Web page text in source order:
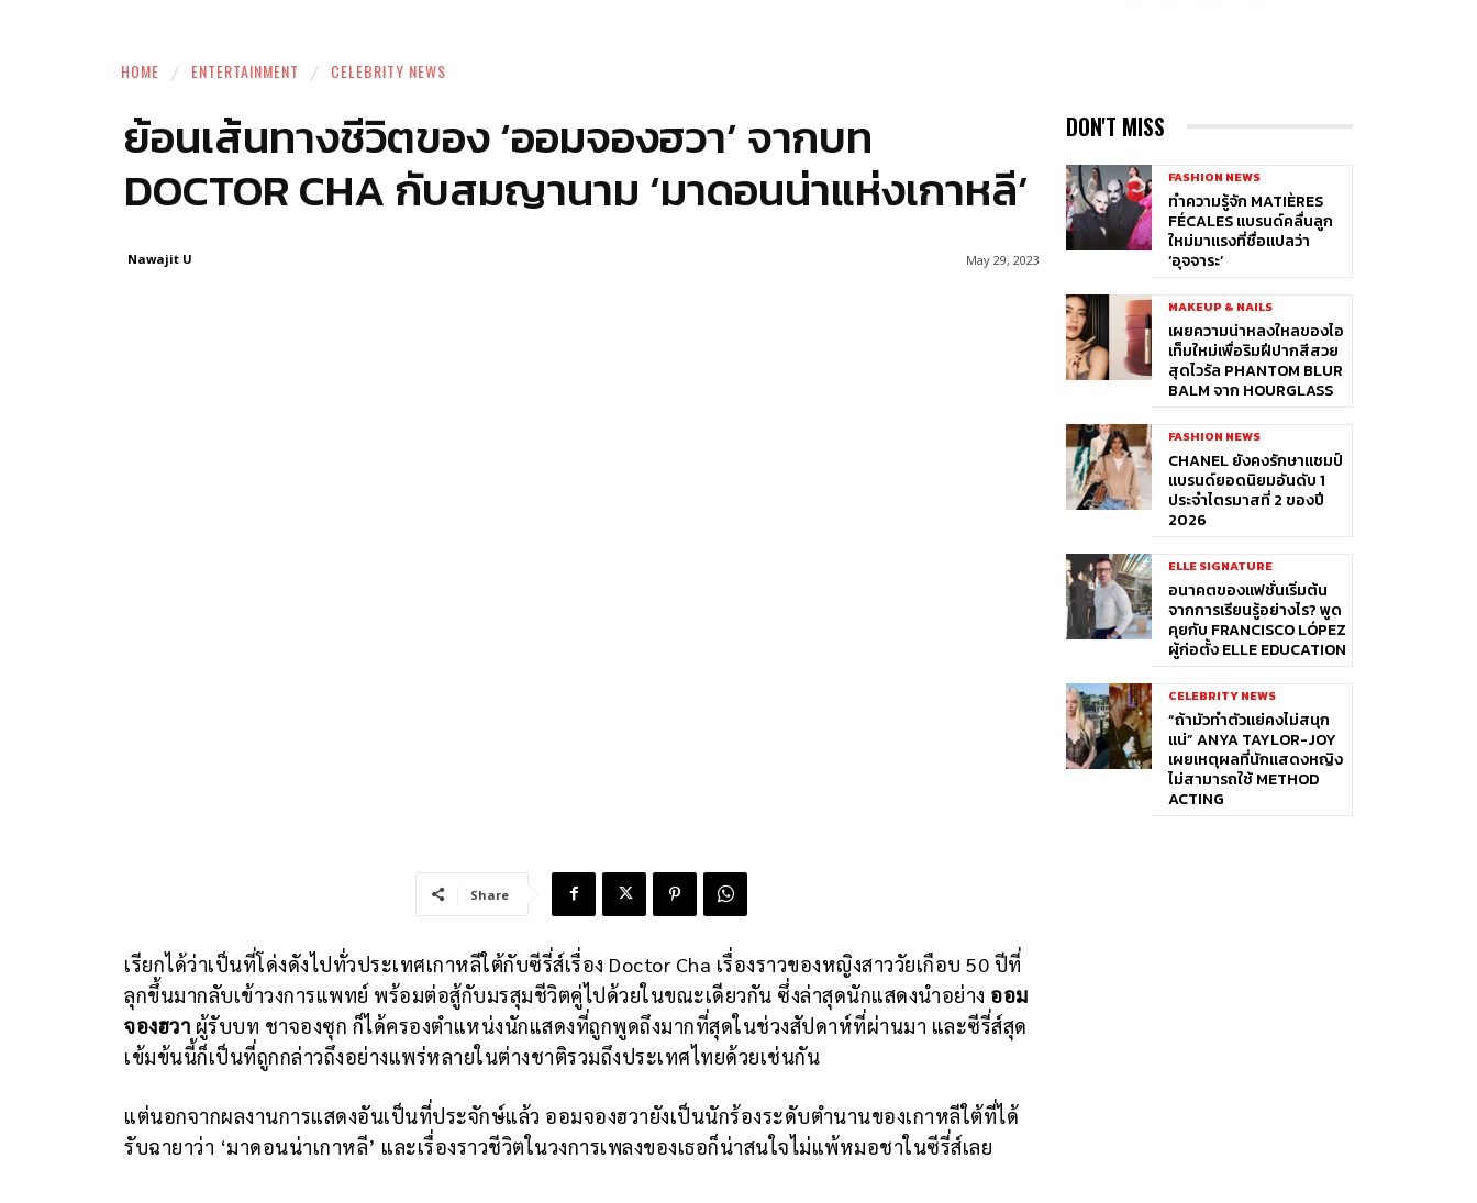
HOME ENTERTAINMENT CELEBRITY NEWS
ย้อนเส้นทางชีวิตของ ‘ออมจองฮวา’ จากบท
DOCTOR CHA กับสมญานาม ‘มาดอนน่าแห่งเกาหลี’
May 29, 2023
Nawajit U
Share
เรียกได้ว่าเป็นที่โด่งดังไปทั่วประเทศเกาหลีใต้กับซีรี่ส์เรื่อง Doctor Cha เรื่องราวของหญิงสาววัยเกือบ 50 ปีที่
ลุกขึ้นมากลับเข้าวงการแพทย์ พร้อมต่อสู้กับมรสุมชีวิตคู่ไปด้วยในขณะเดียวกัน ซึ่งล่าสุดนักแสดงนำอย่าง ออม
จองฮวา ผู้รับบท ชาจองซุก ก็ได้ครองตำแหน่งนักแสดงที่ถูกพูดถึงมากที่สุดในช่วงสัปดาห์ที่ผ่านมา และซีรี่ส์สุด
เข้มข้นนี้ก็เป็นที่ถูกกล่าวถึงอย่างแพร่หลายในต่างชาติรวมถึงประเทศไทยด้วยเช่นกัน
แต่นอกจากผลงานการแสดงอันเป็นที่ประจักษ์แล้ว ออมจองฮวายังเป็นนักร้องระดับตำนานของเกาหลีใต้ที่ได้
รับฉายาว่า ‘มาดอนน่าเกาหลี’ และเรื่องราวชีวิตในวงการเพลงของเธอก็น่าสนใจไม่แพ้หมอชาในซีรี่ส์เลย
DON'T MISS
FASHION NEWS
ทำความรู้จัก MATIÈRES
FÉCALES แบรนด์คลื่นลูก
ใหม่มาแรงที่ชื่อแปลว่า
‘อุจจาระ’
MAKEUP & NAILS
เผยความน่าหลงใหลของไอ
เท็มใหม่เพื่อริมฝีปากสีสวย
สุดไวรัล PHANTOM BLUR
BALM จาก HOURGLASS
FASHION NEWS
CHANEL ยังคงรักษาแชมป์
แบรนด์ยอดนิยมอันดับ 1
ประจำไตรมาสที่ 2 ของปี
2026
ELLE SIGNATURE
อนาคตของแฟชั่นเริ่มต้น
จากการเรียนรู้อย่างไร? พูด
คุยกับ FRANCISCO LÓPEZ
ผู้ก่อตั้ง ELLE EDUCATION
CELEBRITY NEWS
“ถ้ามัวทำตัวแย่คงไม่สนุก
แน่” ANYA TAYLOR-JOY
เผยเหตุผลที่นักแสดงหญิง
ไม่สามารถใช้ METHOD
ACTING